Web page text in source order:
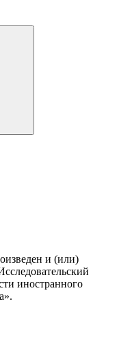
и (или)
иностранного